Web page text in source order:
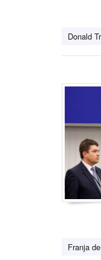
Donald
Franja